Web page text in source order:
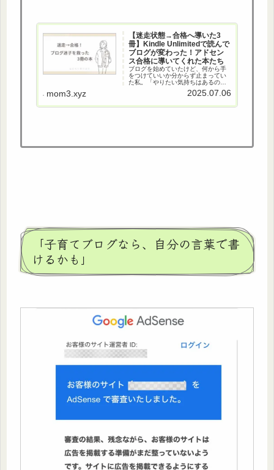
【迷走状態→合格へ導いた3
冊】Kindle Unlimitedで読んで
ブログが変わった！アドセン
ス合格に導いてくれた本たち
ブログを始めていたけど、何から手
をつけていいか分からず止まってい
た私。「やりたい気持ちはあるの
に、手が動かない」そんなモヤモヤ
を抱えていた時に出会ったのが、
「無料のうちに読まなきゃ勿体な
mom3.xyz 2025.07.06
「子育てブログなら、自分の言葉で書
けるかも」